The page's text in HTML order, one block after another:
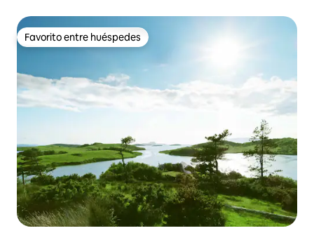
Favorito entre huéspedes
Favorito entre huéspedes